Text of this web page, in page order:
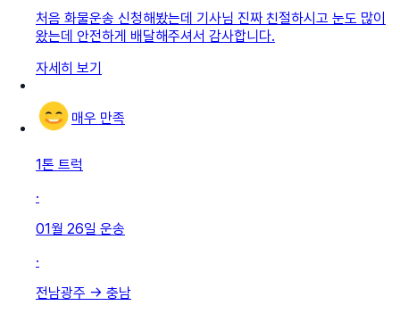
처음 화물운송 신청해봤는데 기사님 진짜 친절하시고 눈도 많이
왔는데 안전하게 배달해주셔서 감사합니다.
자세히 보기
매우 만족
1톤 트럭
·
01월 26일 운송
·
전남광주 → 충남